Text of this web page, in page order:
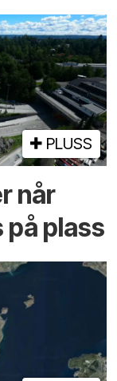
PLUSS
når
plass